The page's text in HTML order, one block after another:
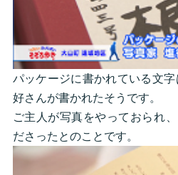
パッケージに書かれている文
好さんが書かれたそうです。
ご主人が写真をやっておられ
ださったとのことです。